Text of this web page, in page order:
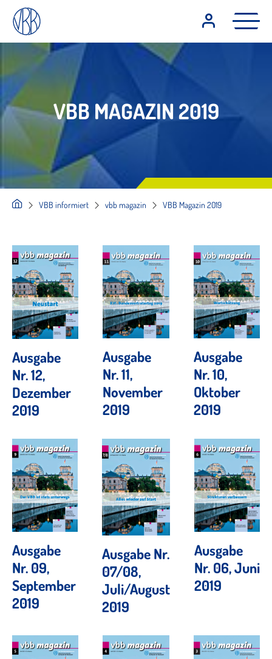
VBB MAGAZIN 2019
VBB informiert vbb magazin VBB Magazin 2019
Ausgabe
Nr. 12,
Dezember
2019
Ausgabe
Nr. 11,
November
2019
Ausgabe
Nr. 10,
Oktober
2019
Ausgabe
Nr. 09,
September
2019
Ausgabe Nr.
07/08,
Juli/August
2019
Ausgabe
Nr. 06, Juni
2019